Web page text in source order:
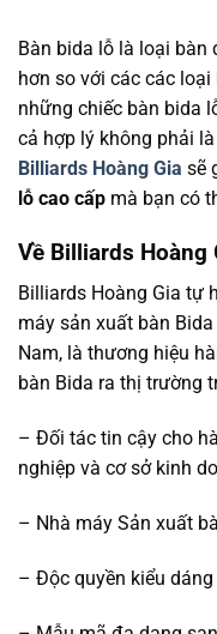
Bàn bida lỗ là loại bàn
hơn so với các các
những chiếc bàn bida
cả hợp lý không phải
Billiards Hoàng Gia sẽ
lỗ cao cấp mà bạn có
Về Billiards Hoàng
Billiards Hoàng Gia tự
máy sản xuất bàn
Nam, là thương hiệu
bàn Bida ra thị trường
– Đối tác tin cậy cho
nghiệp và cơ sở kinh
– Nhà máy Sản xuất
– Độc quyền kiểu